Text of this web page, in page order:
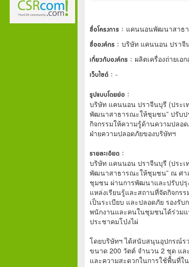
ชื่อโครงการ : แคนนอนพัฒนาสาธ
ชื่อองค์กร : บริษัท แคนนอน ปราจี
เกี่ยวกับองค์กร : ผลิตเครื่องถ่ายเอ
เว็บไซต์ : -
รูปแบบโดยย่อ :
บริษัท แคนนอน ปราจีนบุรี (ประเ
พัฒนาสาธารณะให้ชุมชน” ปรับป
กิจกรรมให้ความรู้ด้านความปลอ
ฝ่ายความปลอดภัยของบริษัทฯ
รายละเอียด :
บริษัท แคนนอน ปราจีนบุรี (ประเ
พัฒนาสาธารณะให้ชุมชน” ณ ศา
ชุมชน ผ่านการพัฒนาและปรับปรุ
แหล่งเรียนรู้และสถานที่จัดกิจกร
เป็นระเบียบ และปลอดภัย รองรั
พนักงานและคนในชุมชนได้ร่วมแ
ประชาคมโป่งไผ่
โดยบริษัทฯ ได้สนับสนุนอุปกรณ์ร
ขนาด 200 วัตต์ จำนวน 2 ชุด แล
และความสะดวกในการใช้พื้นที่ใ